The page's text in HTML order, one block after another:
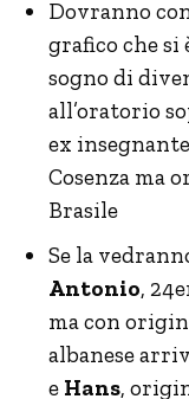
Dovranno
grafico che
sogno di
all’oratorio
ex
Cosenza ma
Brasile
Se la
Antonio,
ma con
albanese
e Hans,